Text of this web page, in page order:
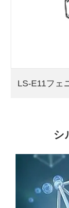
LS-E11フェ
シ